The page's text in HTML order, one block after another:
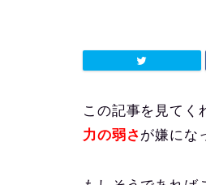
この記事を見てく
力の弱さが嫌にな